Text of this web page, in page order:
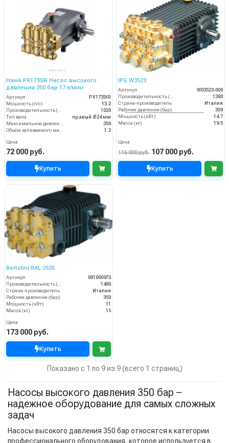
Hawk PX1735IR Насос высокого
давления 350 бар 17 л/мин
Артикул
PX1735IR
Мощность (л/с)
15.2
1020
Тип вала
правый Ø24 мм
350
1.2
Цена
72 000 руб.
Купить
IPG W3523
Артикул
W03523-000
1380
Страна-производитель
Италия
Рабочее давление (бар)
350
Мощность (кВт)
14.7
Масса (кг)
19.5
Цена
116 000 руб. 107 000 руб.
Купить
Bertolini RAL 2535
Артикул
081000973
Производительность (л/ч)
1480
Страна-производитель
Италия
Рабочее давление (бар)
350
Мощность (кВт)
11
Масса (кг)
19
Цена
173 000 руб.
Купить
Показано с 1 по 9 из 9 (всего 1 страниц)
Насосы высокого давления 350 бар –
надежное оборудование для самых сложных
задач
Насосы высокого давления 350 бар относятся к категории
профессионального оборудования, которое используется в